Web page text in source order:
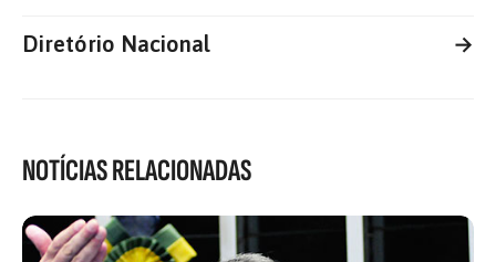
Diretório Nacional →
NOTÍCIAS RELACIONADAS